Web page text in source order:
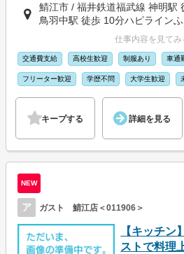
鯖江市 / 福井鉄道福武線 神明駅
鳥羽中駅 徒歩 10分ハピライン
仕事内容を見て
交通費支給 高校生歓迎 制服あり 車通
フリーター歓迎 学歴不問 大学生歓迎
キープする 詳細を見る
NEW
ア ガスト 鯖江店＜011906＞
【キッチン
ストで料理